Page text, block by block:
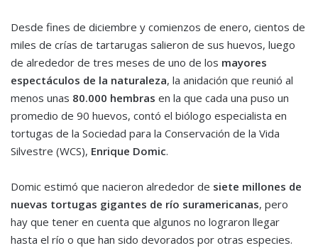
Desde fines de diciembre y comienzos de enero, cientos de
miles de crías de tartarugas salieron de sus huevos, luego
de alrededor de tres meses de uno de los mayores
espectáculos de la naturaleza, la anidación que reunió al
menos unas 80.000 hembras en la que cada una puso un
promedio de 90 huevos, contó el biólogo especialista en
tortugas de la Sociedad para la Conservación de la Vida
Silvestre (WCS), Enrique Domic.
Domic estimó que nacieron alrededor de siete millones de
nuevas tortugas gigantes de río suramericanas, pero
hay que tener en cuenta que algunos no lograron llegar
hasta el río o que han sido devorados por otras especies.